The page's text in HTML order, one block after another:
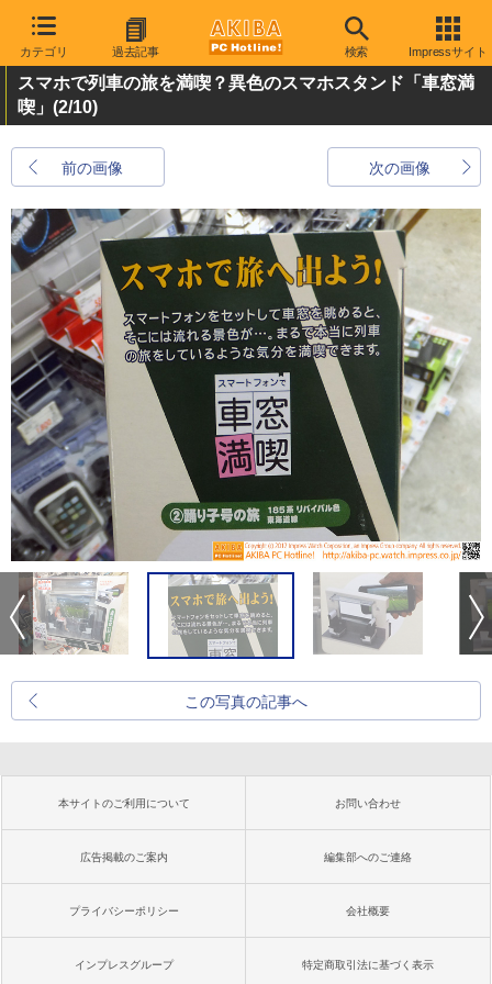
カテゴリ 過去記事 検索 Impressサイト
スマホで列車の旅を満喫？異色のスマホスタンド「車窓満
喫」 (2/10)
前の画像 次の画像
この写真の記事へ
本サイトのご利用について お問い合わせ
広告掲載のご案内 編集部へのご連絡
プライバシーポリシー 会社概要
インプレスグループ 特定商取引法に基づく表示